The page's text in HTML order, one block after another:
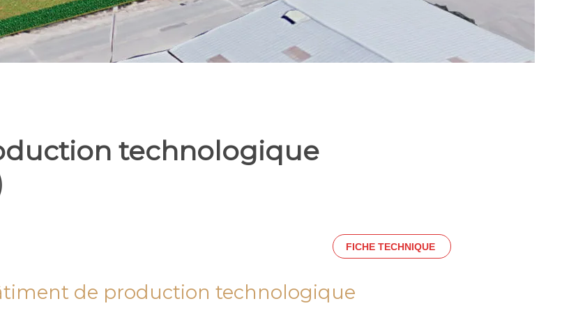
technologique
FICHE TECHNIQUE
de production technologique